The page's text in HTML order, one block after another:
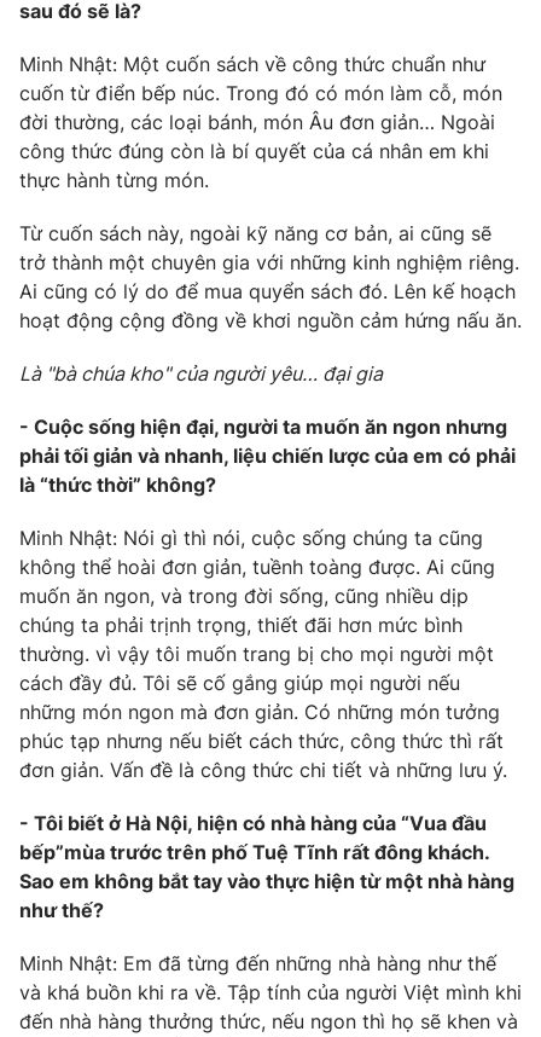
sau đó sẽ là?
Minh Nhật: Một cuốn sách về công thức chuẩn như
cuốn từ điển bếp núc. Trong đó có món làm cỗ, món
đời thường, các loại bánh, món Âu đơn giản… Ngoài
công thức đúng còn là bí quyết của cá nhân em khi
thực hành từng món.
Từ cuốn sách này, ngoài kỹ năng cơ bản, ai cũng sẽ
trở thành một chuyên gia với những kinh nghiệm riêng.
Ai cũng có lý do để mua quyển sách đó. Lên kế hoạch
hoạt động cộng đồng về khơi nguồn cảm hứng nấu ăn.
Là "bà chúa kho" của người yêu… đại gia
- Cuộc sống hiện đại, người ta muốn ăn ngon nhưng
phải tối giản và nhanh, liệu chiến lược của em có phải
là “thức thời” không?
Minh Nhật: Nói gì thì nói, cuộc sống chúng ta cũng
không thể hoài đơn giản, tuềnh toàng được. Ai cũng
muốn ăn ngon, và trong đời sống, cũng nhiều dịp
chúng ta phải trịnh trọng, thiết đãi hơn mức bình
thường. vì vậy tôi muốn trang bị cho mọi người một
cách đầy đủ. Tôi sẽ cố gắng giúp mọi người nếu
những món ngon mà đơn giản. Có những món tưởng
phúc tạp nhưng nếu biết cách thức, công thức thì rất
đơn giản. Vấn đề là công thức chi tiết và những lưu ý.
- Tôi biết ở Hà Nội, hiện có nhà hàng của “Vua đầu
bếp”mùa trước trên phố Tuệ Tĩnh rất đông khách.
Sao em không bắt tay vào thực hiện từ một nhà hàng
như thế?
Minh Nhật: Em đã từng đến những nhà hàng như thế
và khá buồn khi ra về. Tập tính của người Việt mình khi
đến nhà hàng thưởng thức, nếu ngon thì họ sẽ khen và